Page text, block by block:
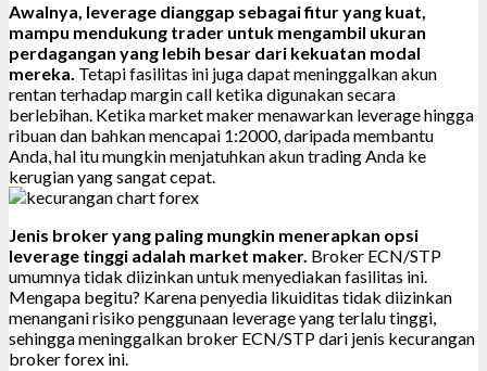
Awalnya, leverage dianggap sebagai fitur yang kuat,
mampu mendukung trader untuk mengambil ukuran
perdagangan yang lebih besar dari kekuatan modal
mereka. Tetapi fasilitas ini juga dapat meninggalkan akun
rentan terhadap margin call ketika digunakan secara
berlebihan. Ketika market maker menawarkan leverage hingga
ribuan dan bahkan mencapai 1:2000, daripada membantu
Anda, hal itu mungkin menjatuhkan akun trading Anda ke
kerugian yang sangat cepat.
Jenis broker yang paling mungkin menerapkan opsi
leverage tinggi adalah market maker. Broker ECN/STP
umumnya tidak diizinkan untuk menyediakan fasilitas ini.
Mengapa begitu? Karena penyedia likuiditas tidak diizinkan
menangani risiko penggunaan leverage yang terlalu tinggi,
sehingga meninggalkan broker ECN/STP dari jenis kecurangan
broker forex ini.